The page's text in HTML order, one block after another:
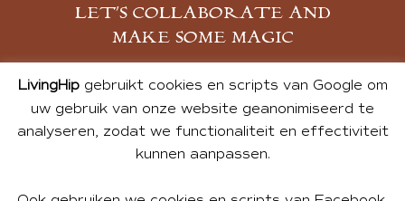
LET’S COLLABORATE AND
MAKE SOME MAGIC
MELD JE AAN
LivingHipgebruikt cookies en scripts van Google om
uw gebruik van onze website geanonimiseerd te
analyseren, zodat we functionaliteit en effectiviteit
kunnen aanpassen.